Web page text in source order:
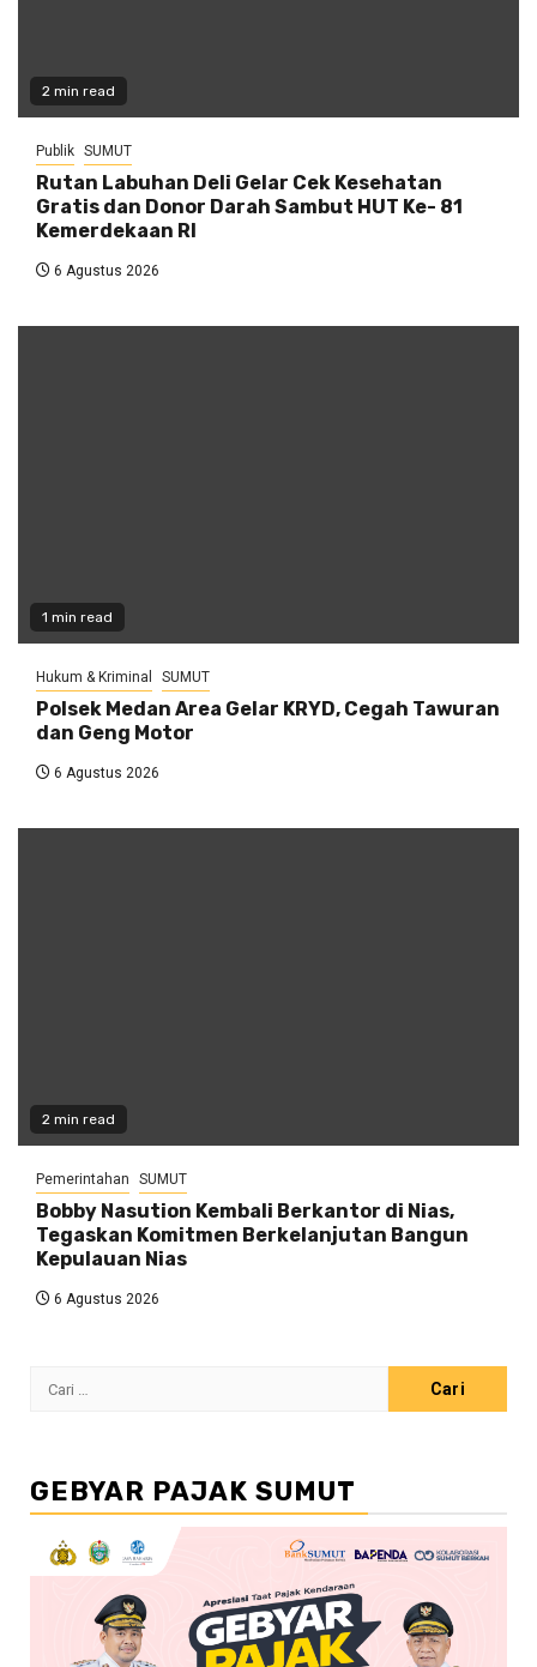
2 min read
Publik SUMUT
Rutan Labuhan Deli Gelar Cek Kesehatan
Gratis dan Donor Darah Sambut HUT Ke- 81
Kemerdekaan RI
6 Agustus 2026
1 min read
Hukum & Kriminal SUMUT
Polsek Medan Area Gelar KRYD, Cegah Tawuran
dan Geng Motor
6 Agustus 2026
2 min read
Pemerintahan SUMUT
Bobby Nasution Kembali Berkantor di Nias,
Tegaskan Komitmen Berkelanjutan Bangun
Kepulauan Nias
6 Agustus 2026
Cari
GEBYAR PAJAK SUMUT